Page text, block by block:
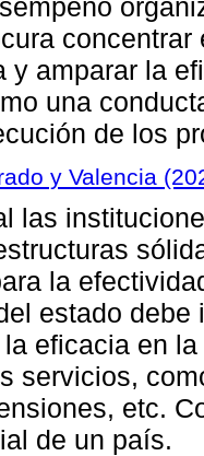
y amparar la
una
de los
y Valencia
las
la
estado
eficacia en
servicios,
etc.
de un país.